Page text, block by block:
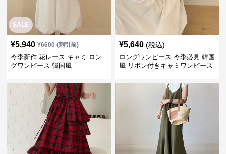
SALE
¥5,940 ¥6600(割引前)
今季新作 花レース キャミ ロン
グワンピース 韓国風
¥5,640 (税込)
ロングワンピース 今季必見 韓国
風 リボン付きキャミワンピース